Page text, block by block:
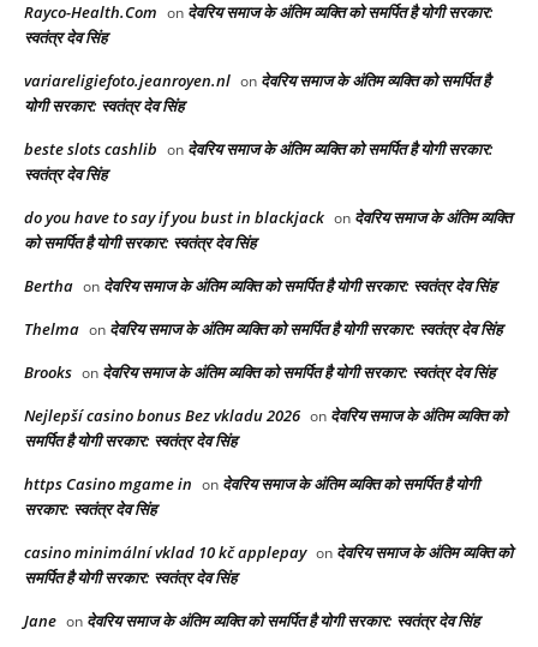
Rayco-Health.Com on देवरिय समाज के अंतिम व्यक्ति को समर्पित है योगी सरकार:
स्वतंत्र देव सिंह
variareligiefoto.jeanroyen.nl on देवरिय समाज के अंतिम व्यक्ति को समर्पित है
योगी सरकार: स्वतंत्र देव सिंह
beste slots cashlib on देवरिय समाज के अंतिम व्यक्ति को समर्पित है योगी सरकार:
स्वतंत्र देव सिंह
do you have to say if you bust in blackjack on देवरिय समाज के अंतिम व्यक्ति
को समर्पित है योगी सरकार: स्वतंत्र देव सिंह
Bertha on देवरिय समाज के अंतिम व्यक्ति को समर्पित है योगी सरकार: स्वतंत्र देव सिंह
Thelma on देवरिय समाज के अंतिम व्यक्ति को समर्पित है योगी सरकार: स्वतंत्र देव सिंह
Brooks on देवरिय समाज के अंतिम व्यक्ति को समर्पित है योगी सरकार: स्वतंत्र देव सिंह
Nejlepší casino bonus Bez vkladu 2026 on देवरिय समाज के अंतिम व्यक्ति को
समर्पित है योगी सरकार: स्वतंत्र देव सिंह
https Casino mgame in on देवरिय समाज के अंतिम व्यक्ति को समर्पित है योगी
सरकार: स्वतंत्र देव सिंह
casino minimální vklad 10 kč applepay on देवरिय समाज के अंतिम व्यक्ति को
समर्पित है योगी सरकार: स्वतंत्र देव सिंह
Jane on देवरिय समाज के अंतिम व्यक्ति को समर्पित है योगी सरकार: स्वतंत्र देव सिंह